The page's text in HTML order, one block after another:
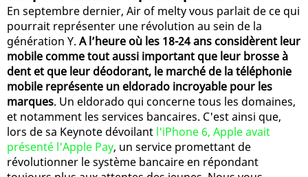
En septembre dernier, Air of melty vous parlait de ce qui
pourrait représenter une révolution au sein de la
génération Y. A l’heure où les 18-24 ans considèrent leur
mobile comme tout aussi important que leur brosse à
dent et que leur déodorant, le marché de la téléphonie
mobile représente un eldorado incroyable pour les
marques. Un eldorado qui concerne tous les domaines,
et notamment les services bancaires. C'est ainsi que,
lors de sa Keynote dévoilant l'iPhone 6, Apple avait
présenté l'Apple Pay, un service promettant de
révolutionner le système bancaire en répondant